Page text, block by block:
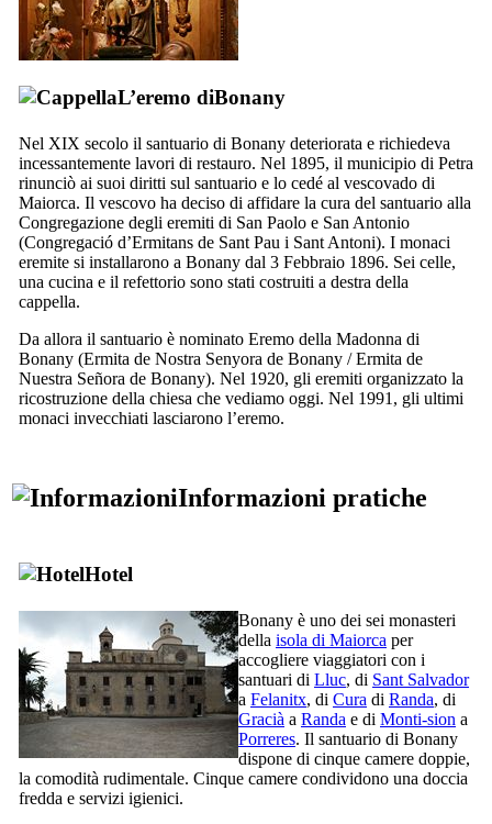
L’eremo diBonany
Nel XIX secolo il santuario di Bonany deteriorata e richiedeva
incessantemente lavori di restauro. Nel 1895, il municipio di Petra
rinunciò ai suoi diritti sul santuario e lo cedé al vescovado di
Maiorca. Il vescovo ha deciso di affidare la cura del santuario alla
Congregazione degli eremiti di San Paolo e San Antonio
(Congregació d’Ermitans de Sant Pau i Sant Antoni). I monaci
eremite si installarono a Bonany dal 3 Febbraio 1896. Sei celle,
una cucina e il refettorio sono stati costruiti a destra della
cappella.
Da allora il santuario è nominato Eremo della Madonna di
Bonany (Ermita de Nostra Senyora de Bonany /Ermita de
Nuestra Señora de Bonany). Nel 1920, gli eremiti organizzato la
ricostruzione della chiesa che vediamo oggi. Nel 1991, gli ultimi
monaci invecchiati lasciarono l’eremo.
Informazioni pratiche
Hotel
Bonany è uno dei sei monasteri
della isola di Maiorca per
accogliere viaggiatori con i
santuari di Lluc, di Sant Salvador
a Felanitx, di Cura di Randa, di
Gracià a Randa e di Monti-sion a
Porreres. Il santuario di Bonany
dispone di cinque camere doppie,
la comodità rudimentale. Cinque camere condividono una doccia
fredda e servizi igienici.